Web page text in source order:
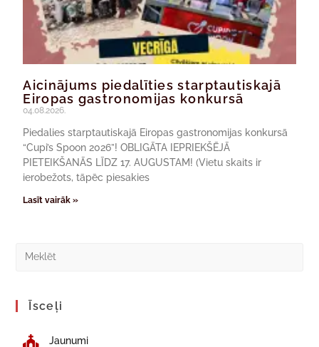
Aicinājums piedalīties starptautiskajā
Eiropas gastronomijas konkursā
04.08.2026.
Piedalies starptautiskajā Eiropas gastronomijas konkursā
“Cupi’s Spoon 2026”! OBLIGĀTA IEPRIEKŠĒJĀ
PIETEIKŠANĀS LĪDZ 17. AUGUSTAM! (Vietu skaits ir
ierobežots, tāpēc piesakies
Lasīt vairāk »
Īsceļi
Jaunumi